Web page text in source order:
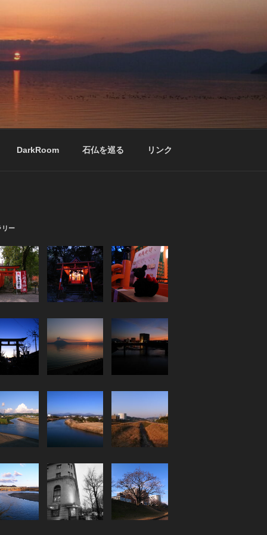
DarkRoom 石仏を巡る リンク
リー